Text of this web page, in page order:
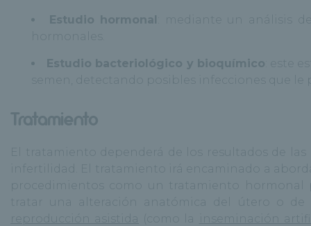
Estudio hormonal
: mediante un análisis
hormonales.
Estudio bacteriológico y bioquímico : este
semen, detectando posibles infecciones que le
Tratamiento
El tratamiento dependerá de los resultados de
infertilidad. El tratamiento irá encaminado a
procedimientos como un tratamiento
tratar una alteración anatómica del útero o
reproducción asistida
(como la
inseminación